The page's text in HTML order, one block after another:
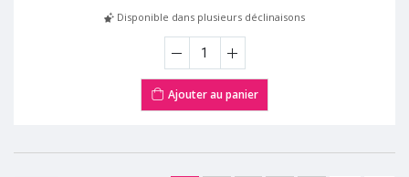
Disponible dans plusieurs déclinaisons
Ajouter au panier